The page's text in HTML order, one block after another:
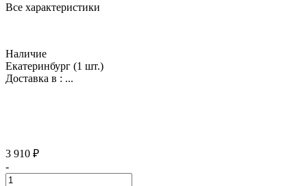
Все характеристики
Наличие
Екатеринбург (1 шт.)
Доставка в : ...
3 910 ₽
-